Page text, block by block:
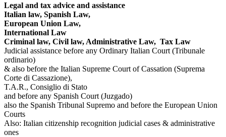
Legal and tax advice and assistance
Italian law, Spanish Law,
European Union Law,
International Law
Criminal law, Civil law, Administrative Law, Tax Law
Judicial assistance before any Ordinary Italian Court (Tribunale
ordinario)
& also before the Italian Supreme Court of Cassation (Suprema
Corte di Cassazione),
T.A.R., Consiglio di Stato
and before any Spanish Court (Juzgado)
also the Spanish Tribunal Supremo and before the European Union
Courts
Also: Italian citizenship recognition judicial cases & administrative
ones